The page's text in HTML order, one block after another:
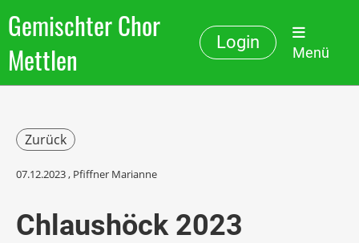
Gemischter Chor
Mettlen
Login
Menü
Zurück
07.12.2023, Pfiffner Marianne
Chlaushöck 2023